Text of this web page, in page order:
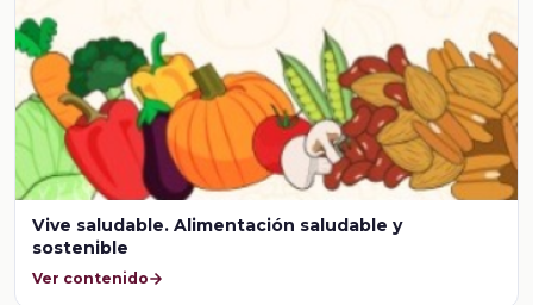
Vive saludable. Alimentación saludable y
sostenible
Ver contenido